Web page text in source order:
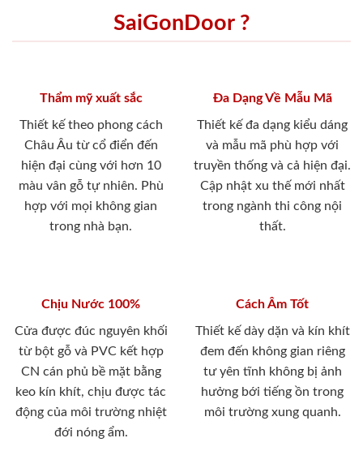
SaiGonDoor ?
Thẩm mỹ xuất sắc
Thiết kế theo phong cách
Châu Âu từ cổ điển đến
hiện đại cùng với hơn 10
màu vân gỗ tự nhiên. Phù
hợp với mọi không gian
trong nhà bạn.
Đa Dạng Về Mẫu Mã
Thiết kế đa dạng kiểu dáng
và mẫu mã phù hợp với
truyền thống và cả hiện đại.
Cập nhật xu thế mới nhất
trong ngành thi công nội
thất.
Chịu Nước 100%
Cửa được đúc nguyên khối
từ bột gỗ và PVC kết hợp
CN cán phủ bề mặt bằng
keo kín khít, chịu được tác
động của môi trường nhiệt
đới nóng ẩm.
Cách Âm Tốt
Thiết kế dày dặn và kín khít
đem đến không gian riêng
tư yên tĩnh không bị ảnh
hưởng bới tiếng ồn trong
môi trường xung quanh.